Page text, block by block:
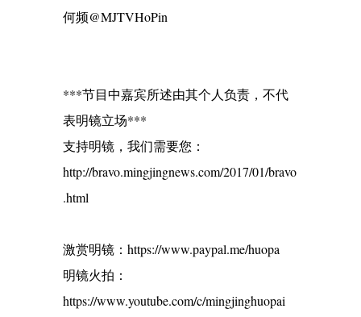
何频@MJTVHoPin
***节目中嘉宾所述由其个人负责，不代
表明镜立场***
支持明镜，我们需要您：
http://bravo.mingjingnews.com/2017/01/bravo
.html
激赏明镜：https://www.paypal.me/huopa
明镜火拍：
https://www.youtube.com/c/mingjinghuopai